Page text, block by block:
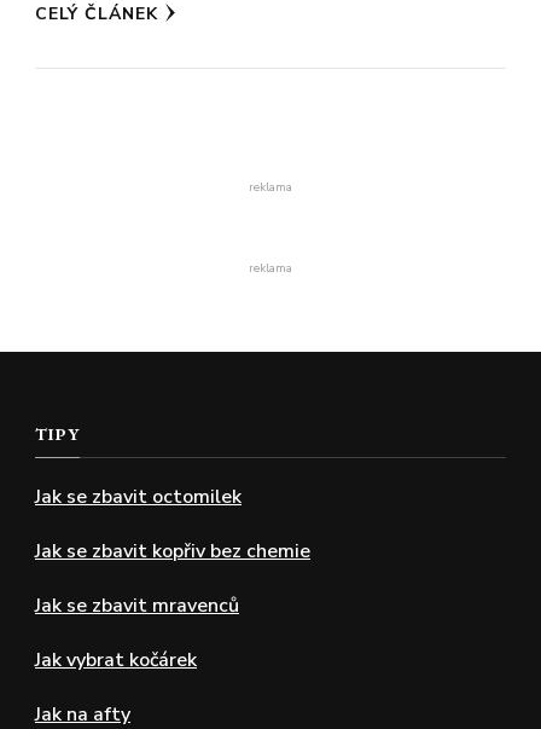
CELÝ ČLÁNEK
reklama
reklama
TIPY
Jak se zbavit octomilek
Jak se zbavit kopřiv bez chemie
Jak se zbavit mravenců
Jak vybrat kočárek
Jak na afty